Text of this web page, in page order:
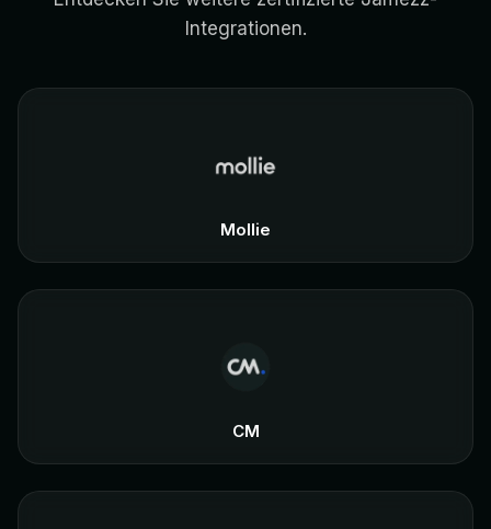
Integrationen.
Mollie
CM